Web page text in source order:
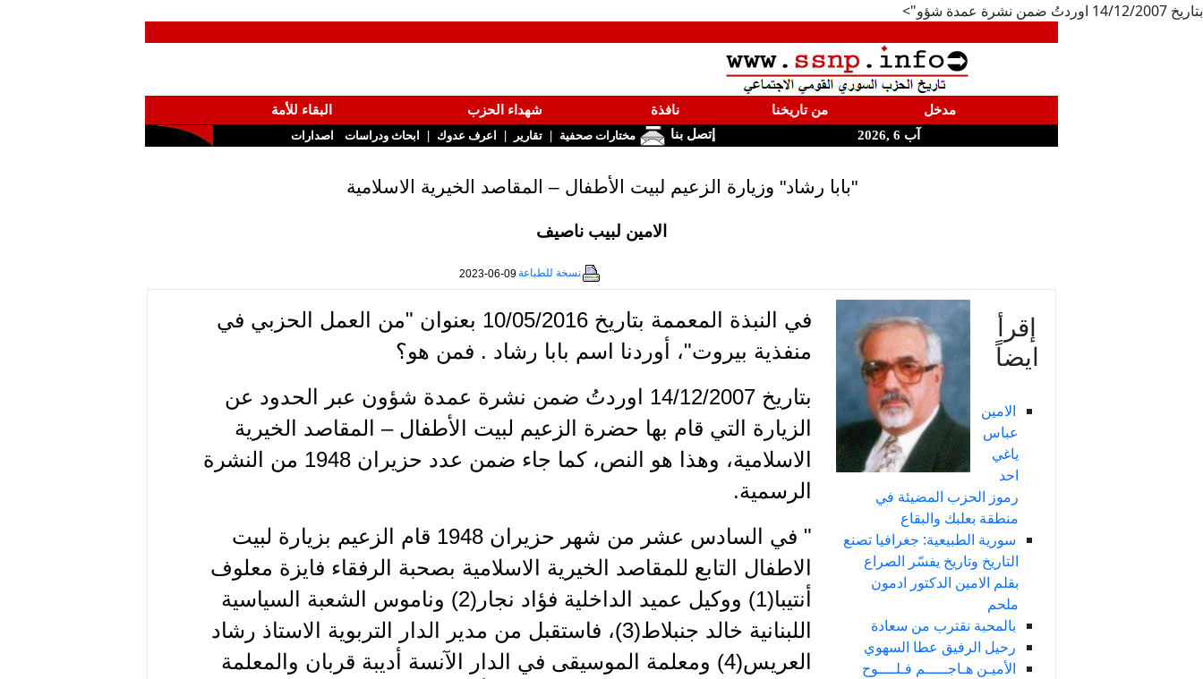
بتاريخ 14/12/2007 اوردتُ ضمن نشرة عمدة شؤو">
مدخل من تاريخنا نافذة شهداء الحزب
البقاء للأمة
آب 6 ,2026
إتصل بنا مختارات صحفية | تقارير | اعرف عدوك | ابحاث ودراسات اصدارات
"بابا رشاد" وزيارة الزعيم لبيت الأطفال – المقاصد الخيرية الاسلامية
الامين لبيب ناصيف
نسخة للطباعة2023-06-09
إقرأ
ايضاً
الامين
عباس
ياغي
احد
رموز الحزب المضيئة في
منطقة بعلبك والبقاع
سورية الطبيعية: جغرافيا تصنع
التاريخ وتاريخ يفسّر الصراع
بقلم الامين الدكتور ادمون
ملحم
بالمحبة نقترب من سعادة
رحيل الرفيق عطا السهوي
الأميـن هـاجـــــم فـلــــوح
في النبذة المعممة بتاريخ 10/05/2016 بعنوان "من العمل الحزبي في
منفذية بيروت"، أوردنا اسم بابا رشاد . فمن هو؟
بتاريخ 14/12/2007 اوردتُ ضمن نشرة عمدة شؤون عبر الحدود عن
الزيارة التي قام بها حضرة الزعيم لبيت الأطفال – المقاصد الخيرية
الاسلامية، وهذا هو النص، كما جاء ضمن عدد حزيران 1948 من النشرة
الرسمية.
" في السادس عشر من شهر حزيران 1948 قام الزعيم بزيارة لبيت
الاطفال التابع للمقاصد الخيرية الاسلامية بصحبة الرفقاء فايزة معلوف
أنتيبا(1) ووكيل عميد الداخلية فؤاد نجار(2) وناموس الشعبة السياسية
اللبنانية خالد جنبلاط(3)، فاستقبل من مدير الدار التربوية الاستاذ رشاد
العريس(4) ومعلمة الموسيقى في الدار الآنسة أديبة قربان والمعلمة